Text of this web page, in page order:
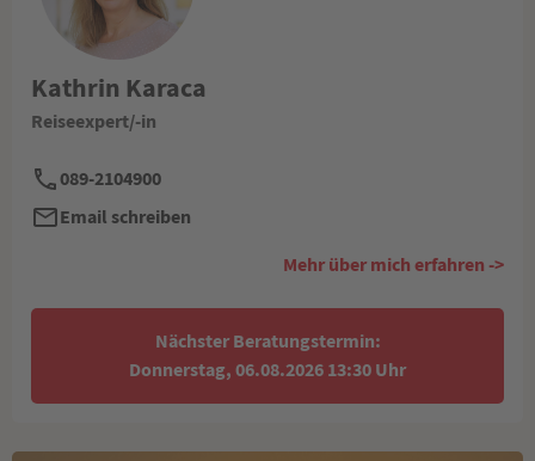
Kathrin Karaca
Reiseexpert/-in
089-2104900
Email schreiben
Mehr über mich erfahren ->
Nächster Beratungstermin:
Donnerstag, 06.08.2026 13:30 Uhr